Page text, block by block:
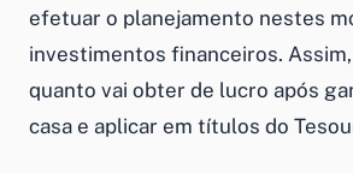
efetuar o planejamento nestes
investimentos financeiros.
quanto vai obter de lucro após
casa e aplicar em títulos do